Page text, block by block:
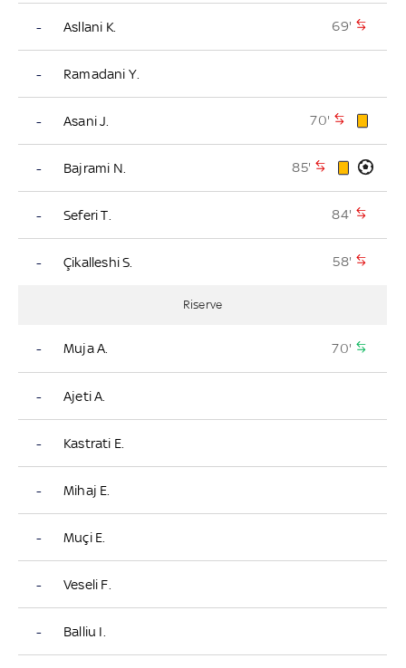
- Asllani K. 69'
- Ramadani Y.
- Asani J. 70'
- Bajrami N. 85'
- Seferi T. 84'
- Çikalleshi S. 58'
Riserve
- Muja A. 70'
- Ajeti A.
- Kastrati E.
- Mihaj E.
- Muçi E.
- Veseli F.
- Balliu I.